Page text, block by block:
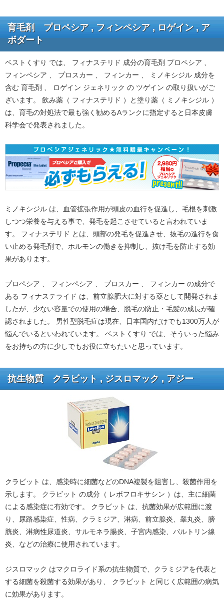
育毛剤 プロペシア , フィンペシア , ロゲイン , ア
ボダート
ベストくすり では、 フィナステリド 成分の育毛剤 プロペシア 、
フィンペシア 、 プロスカー 、 フィンカー 、 ミノキシジル 成分を
含む 育毛剤 、 ロゲイン ジェネリック の ツゲイン の取り扱いがご
ざいます。 飲み薬（ フィナステリド ）と塗り薬（ ミノキシジル ）
は、育毛の対処法で最も強く勧めるAランクに指定すると日本皮膚
科学会で発表されました。
ミノキシジル は、血管拡張作用が頭皮の血行を促進し、毛根を刺激
しつつ栄養を与える事で、発毛を起こさせていると言われていま
す。 フィナステリド とは、頭部の発毛を促進させ、抜毛の進行を食
い止める発毛剤で、ホルモンの働きを抑制し、抜け毛を防止する効
果があります。
プロペシア 、 フィンペシア 、 プロスカー 、 フィンカー の成分で
ある フィナステライド は、前立腺肥大に対する薬として開発されま
したが、少ない容量での使用の場合、脱毛の防止・毛髪の成長が確
認されました。 男性型脱毛症は現在、日本国内だけでも1300万人が
悩んでいるといわれています。 ベストくすり では、そういった悩み
をお持ちの方に少しでもお役に立ちたいと思っています。
抗生物質 クラビット , ジスロマック , アジー
クラビット は、感染時に細菌などのDNA複製を阻害し、殺菌作用を
示します。 クラビット の成分（ レボフロキサシン ）は、主に細菌
による感染症に有効です。 クラビット は、抗菌効果が広範囲に渡
り、尿路感染症、性病、クラミジア、淋病、前立腺炎、睾丸炎、膀
胱炎、淋病性尿道炎、サルモネラ腸炎、子宮内感染、バルトリン線
炎、などの治療に使用されています。
ジスロマック はマクロライド系の抗生物質で、クラミジアを代表と
する細菌を殺菌する効果があり、 クラビット と同じく広範囲の病気
に効果があります。